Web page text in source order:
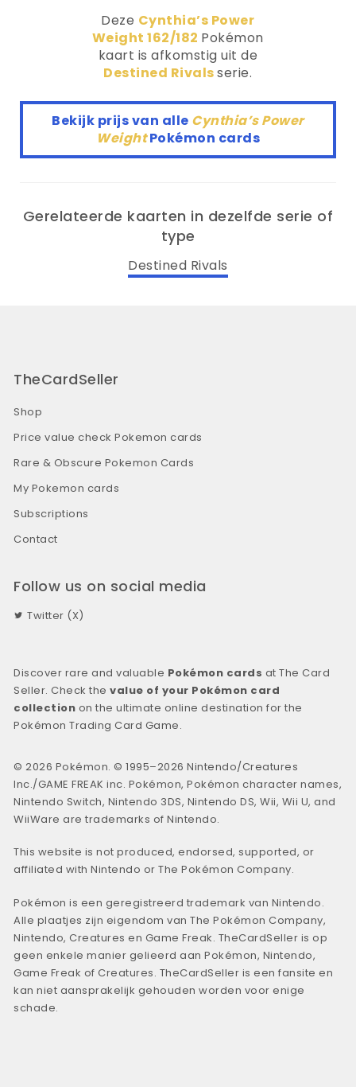
Deze Cynthia’s Power
Weight 162/182 Pokémon
kaart is afkomstig uit de
Destined Rivalsserie.
Bekijk prijs van alle Cynthia’s Power
WeightPokémon cards
Gerelateerde kaarten in dezelfde serie of
type
Destined Rivals
TheCardSeller
Shop
Price value check Pokemon cards
Rare & Obscure Pokemon Cards
My Pokemon cards
Subscriptions
Contact
Follow us on social media
Twitter (X)
Discover rare and valuable Pokémon cards at The Card
Seller. Check thevalue of your Pokémon card
collection on the ultimate online destination for the
Pokémon Trading Card Game.
© 2026 Pokémon. © 1995–2026 Nintendo/Creatures
Inc./GAME FREAK inc. Pokémon, Pokémon character names,
Nintendo Switch, Nintendo 3DS, Nintendo DS, Wii, Wii U, and
WiiWare are trademarks of Nintendo.
This website is not produced, endorsed, supported, or
affiliated with Nintendo or The Pokémon Company.
Pokémon is een geregistreerd trademark van Nintendo.
Alle plaatjes zijn eigendom van The Pokémon Company,
Nintendo, Creatures en Game Freak. TheCardSeller is op
geen enkele manier gelieerd aan Pokémon, Nintendo,
Game Freak of Creatures. TheCardSeller is een fansite en
kan niet aansprakelijk gehouden worden voor enige
schade.